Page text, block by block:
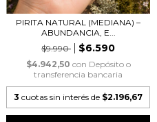
PIRITA NATURAL (MEDIANA) –
ABUNDANCIA, E...
$9.990
$6.590
$4.942,50 con Depósito o
transferencia bancaria
3 cuotas sin interés de $2.196,67